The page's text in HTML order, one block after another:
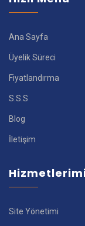
Ana Sayfa
Üyelik Süreci
Fiyatlandırma
S.S.S
Blog
İletişim
Site Yönetimi